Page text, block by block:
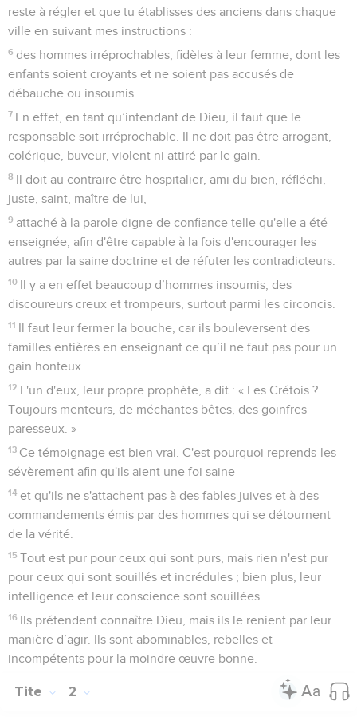
reste à régler et que tu établisses des anciens dans chaque
ville en suivant mes instructions :
6 des hommes irréprochables, fidèles à leur femme, dont les
enfants soient croyants et ne soient pas accusés de
débauche ou insoumis.
7 En effet, en tant qu’intendant de Dieu, il faut que le
responsable soit irréprochable. Il ne doit pas être arrogant,
colérique, buveur, violent ni attiré par le gain.
8 Il doit au contraire être hospitalier, ami du bien, réfléchi,
juste, saint, maître de lui,
9 attaché à la parole digne de confiance telle qu'elle a été
enseignée, afin d'être capable à la fois d'encourager les
autres par la saine doctrine et de réfuter les contradicteurs.
10 Il y a en effet beaucoup d’hommes insoumis, des
discoureurs creux et trompeurs, surtout parmi les circoncis.
11 Il faut leur fermer la bouche, car ils bouleversent des
familles entières en enseignant ce qu’il ne faut pas pour un
gain honteux.
12 L'un d'eux, leur propre prophète, a dit : « Les Crétois ?
Toujours menteurs, de méchantes bêtes, des goinfres
paresseux. »
13 Ce témoignage est bien vrai. C'est pourquoi reprends-les
sévèrement afin qu'ils aient une foi saine
14 et qu'ils ne s'attachent pas à des fables juives et à des
commandements émis par des hommes qui se détournent
de la vérité.
15 Tout est pur pour ceux qui sont purs, mais rien n'est pur
pour ceux qui sont souillés et incrédules ; bien plus, leur
intelligence et leur conscience sont souillées.
16 Ils prétendent connaître Dieu, mais ils le renient par leur
manière d’agir. Ils sont abominables, rebelles et
incompétents pour la moindre œuvre bonne.
Tite 2